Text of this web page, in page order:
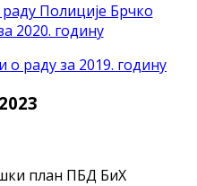
Полиције Брчко
2020. годину
раду за 2019. годину
план ПБД БиХ